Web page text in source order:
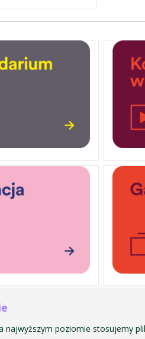
najwyższym poziomie stosujemy
ul. św. Tomasza 43